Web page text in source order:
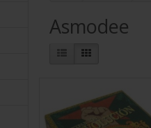
Asmodee